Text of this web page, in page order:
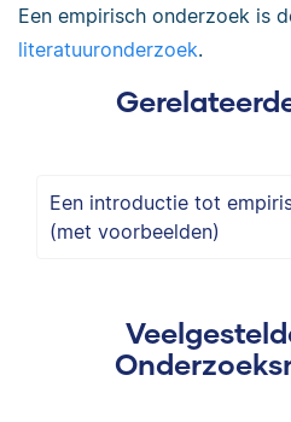
Een empirisch onderzoek is
literatuuronderzoek.
Een introductie tot
(met voorbeelden)